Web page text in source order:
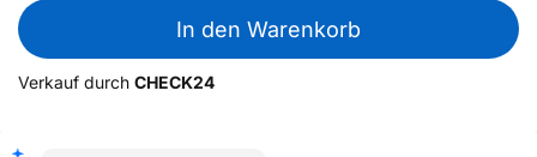
In den Warenkorb
Verkauf durch CHECK24